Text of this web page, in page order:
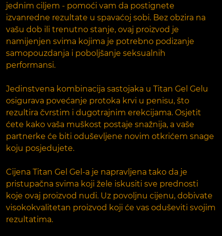
jednim ciljem - pomoći vam da postignete
izvanredne rezultate u spavaćoj sobi. Bez obzira na
vašu dob ili trenutno stanje, ovaj proizvod je
namijenjen svima kojima je potrebno podizanje
samopouzdanja i poboljšanje seksualnih
performansi.
Jedinstvena kombinacija sastojaka u Titan Gel Gelu
osigurava povećanje protoka krvi u penisu, što
rezultira čvrstim i dugotrajnim erekcijama. Osjetit
ćete kako vaša muškost postaje snažnija, a vaše
partnerke će biti oduševljene novim otkrićem snage
koju posjedujete.
Cijena Titan Gel Gel-a je napravljena tako da je
pristupačna svima koji žele iskusiti sve prednosti
koje ovaj proizvod nudi. Uz povoljnu cijenu, dobivate
visokokvalitetan proizvod koji će vas oduševiti svojim
rezultatima.